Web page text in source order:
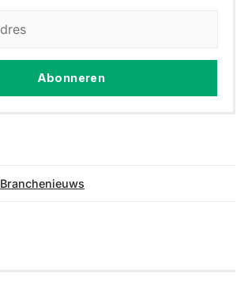
Abonneren
Branchenieuws